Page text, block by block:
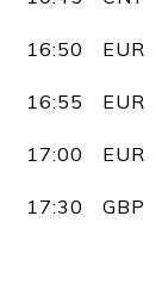
16:50 EUR
16:55 EUR
17:00 EUR
17:30 GBP